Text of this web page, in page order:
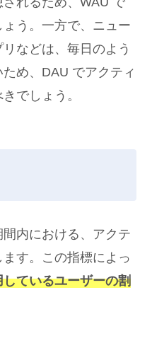
う。一方で、ニュー
などは、毎日のよう
め、DAU でアクティ
でしょう。
内における、アクテ
す。この指標によっ
ているユーザーの割